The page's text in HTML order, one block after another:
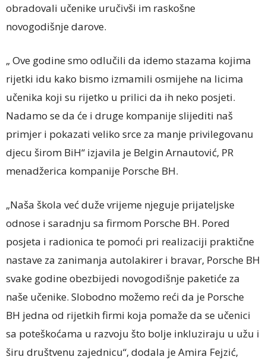
obradovali učenike uručivši im raskošne
novogodišnje darove.
„ Ove godine smo odlučili da idemo stazama kojima
rijetki idu kako bismo izmamili osmijehe na licima
učenika koji su rijetko u prilici da ih neko posjeti.
Nadamo se da će i druge kompanije slijediti naš
primjer i pokazati veliko srce za manje privilegovanu
djecu širom BiH“ izjavila je Belgin Arnautović, PR
menadžerica kompanije Porsche BH.
„Naša škola već duže vrijeme njeguje prijateljske
odnose i saradnju sa firmom Porsche BH. Pored
posjeta i radionica te pomoći pri realizaciji praktične
nastave za zanimanja autolakirer i bravar, Porsche BH
svake godine obezbijedi novogodišnje paketiće za
naše učenike. Slobodno možemo reći da je Porsche
BH jedna od rijetkih firmi koja pomaže da se učenici
sa poteškoćama u razvoju što bolje inkluziraju u užu i
širu društvenu zajednicu“, dodala je Amira Fejzić,